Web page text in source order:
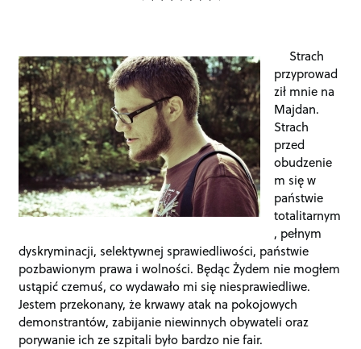
Strach
przyprowad
ził mnie na
Majdan.
Strach
przed
obudzenie
m się w
państwie
totalitarnym
, pełnym
dyskryminacji, selektywnej sprawiedliwości, państwie
pozbawionym prawa i wolności. Będąc Żydem nie mogłem
ustąpić czemuś, co wydawało mi się niesprawiedliwe.
Jestem przekonany, że krwawy atak na pokojowych
demonstrantów, zabijanie niewinnych obywateli oraz
porywanie ich ze szpitali było bardzo nie fair.